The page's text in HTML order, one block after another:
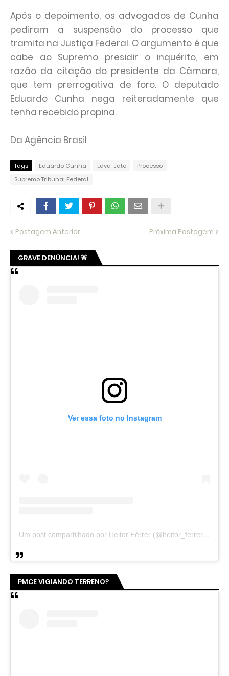
Após o depoimento, os advogados de Cunha
pediram a suspensão do processo que
tramita na Justiça Federal. O argumento é que
cabe ao Supremo presidir o inquérito, em
razão da citação do presidente da Câmara,
que tem prerrogativa de foro. O deputado
Eduardo Cunha nega reiteradamente que
tenha recebido propina.
Da Agência Brasil
Tags Eduardo Cunha Lava-Jato
Processo
Supremo Tribunal Federal
Postagem Anterior Próxima Postagem
GRAVE DENÚNCIA! 🚨
Ver essa foto no Instagram
Um post compartilhado por Heitor Férrer (@heitor_ferrer77)
PMCE VIGIANDO TERRENO?